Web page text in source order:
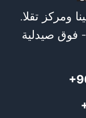
ومركز تقلا.
- فوق صيدلية